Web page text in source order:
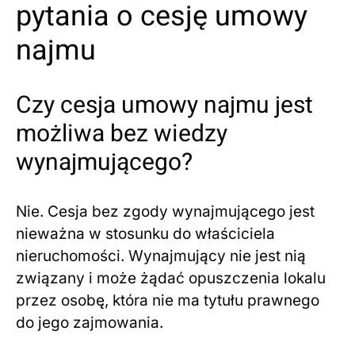
pytania o cesję umowy
najmu
Czy cesja umowy najmu jest
możliwa bez wiedzy
wynajmującego?
Nie. Cesja bez zgody wynajmującego jest
nieważna w stosunku do właściciela
nieruchomości. Wynajmujący nie jest nią
związany i może żądać opuszczenia lokalu
przez osobę, która nie ma tytułu prawnego
do jego zajmowania.